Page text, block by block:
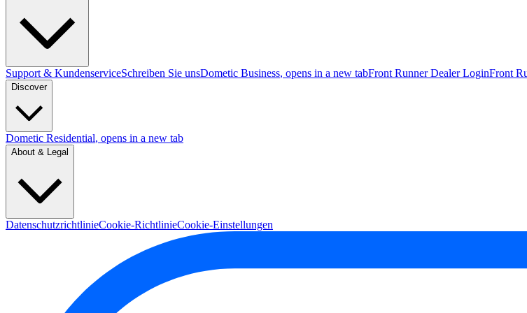
Support & KundenserviceSchreiben Sie unsDometic Business, opens in a new tabFront Runner Dealer LoginFront
Discover
Dometic Residential, opens in a new tab
About & Legal
DatenschutzrichtlinieCookie-RichtlinieCookie-Einstellungen